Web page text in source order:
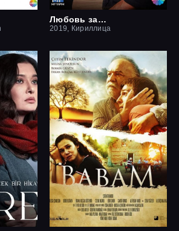
Любовь заставит плакать
2019, Кириллица